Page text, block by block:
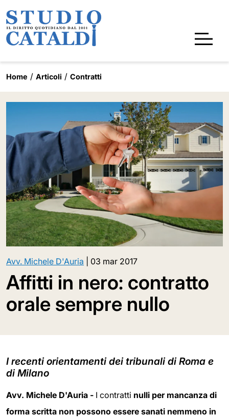
Home Articoli Contratti
Avv. Michele D'Auria 03 mar 2017
Affitti in nero: contratto
orale sempre nullo
I recenti orientamenti dei tribunali di Roma e
di Milano
Avv. Michele D'Auria - I contratti nulli per mancanza di
forma scritta non possono essere sanati nemmeno in